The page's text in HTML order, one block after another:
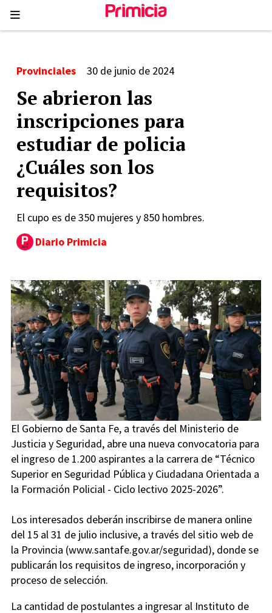
Se abrieron las
inscripciones para
estudiar de policia
¿Cuáles son los
requisitos?
El cupo es de 350 mujeres y 850 hombres.
Provinciales 30 de junio de 2024
Diario Primicia
El Gobierno de Santa Fe, a través del Ministerio de
Justicia y Seguridad, abre una nueva convocatoria para
el ingreso de 1.200 aspirantes a la carrera de “Técnico
Superior en Seguridad Pública y Ciudadana Orientada a
la Formación Policial - Ciclo lectivo 2025-2026”.
Los interesados deberán inscribirse de manera online
del 15 al 31 de julio inclusive, a través del sitio web de
la Provincia (www.santafe.gov.ar/seguridad), donde se
publicarán los requisitos de ingreso, incorporación y
proceso de selección.
La cantidad de postulantes a ingresar al Instituto de